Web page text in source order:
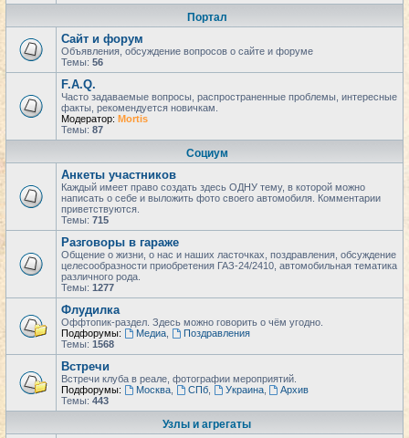
Портал
Сайт и форум
Объявления, обсуждение вопросов о сайте и форуме
Темы: 56
F.A.Q.
Часто задаваемые вопросы, распространенные проблемы, интересные
факты, рекомендуется новичкам.
Модератор: Mortis
Темы: 87
Социум
Анкеты участников
Каждый имеет право создать здесь ОДНУ тему, в которой можно
написать о себе и выложить фото своего автомобиля. Комментарии
приветствуются.
Темы: 715
Разговоры в гараже
Общение о жизни, о нас и наших ласточках, поздравления, обсуждение
целесообразности приобретения ГАЗ-24/2410, автомобильная тематика
различного рода.
Темы: 1277
Флудилка
Оффтопик-раздел. Здесь можно говорить о чём угодно.
Подфорумы:
Медиа,
Поздравления
Темы: 1568
Встречи
Встречи клуба в реале, фотографии мероприятий.
Подфорумы:
Москва, СПб, Украина,
Архив
Темы: 443
Узлы и агрегаты